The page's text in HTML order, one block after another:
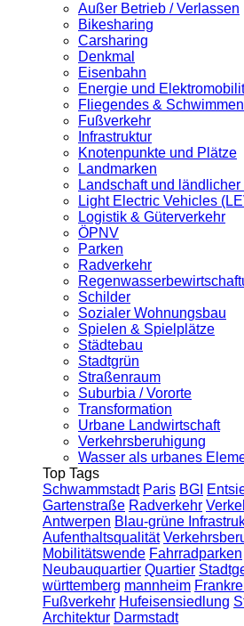
Außer Betrieb / Verlassen
Bikesharing
Carsharing
Denkmal
Eisenbahn
Energie und
Fliegendes &
Fußverkehr
Infrastruktur
Knotenpunkte und Plätze
Landmarken
Landschaft und ländlicher
Light Electric Vehicles
Logistik & Güterverkehr
ÖPNV
Parken
Radverkehr
Schilder
Sozialer Wohnungsbau
Spielen & Spielplätze
Städtebau
Stadtgrün
Straßenraum
Suburbia / Vororte
Transformation
Urbane Landwirtschaft
Verkehrsberuhigung
Wasser als urbanes
Top Tags
Schwammstadt Paris BGI
Gartenstraße Radverkehr
Antwerpen Blau-grüne
Aufenthaltsqualität
Mobilitätswende Fahrradparken
Neubauquartier Quartier
württemberg mannheim
Fußverkehr Hufeisensiedlung
Architektur Darmstadt